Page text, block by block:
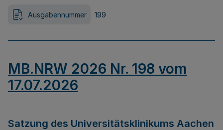
Ausgabennummer 199
MB.NRW 2026 Nr. 198 vom
17.07.2026
Satzung des Universitätsklinikums Aachen